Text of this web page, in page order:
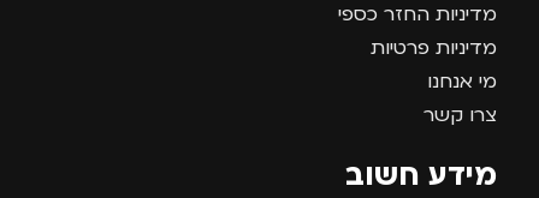
מדיניות החזר כספי
מדיניות פרטיות
מי אנחנו
צרו קשר
מידע חשוב